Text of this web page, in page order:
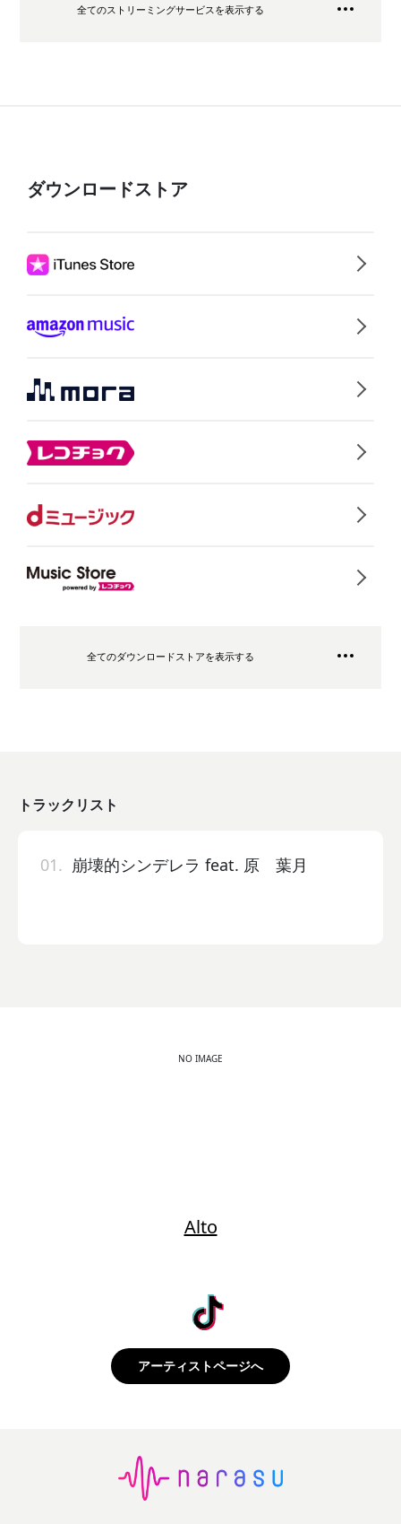
全てのストリーミングサービスを表示する
ダウンロードストア
全てのダウンロードストアを表示する
トラックリスト
01. 崩壊的シンデレラ feat. 原 葉月
NO IMAGE
Alto
アーティストページへ